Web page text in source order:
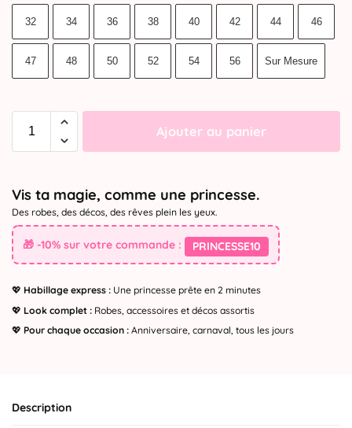
32 34 36 38 40 42 44 46
47 48 50 52 54 56 Sur Mesure
Ajouter au panier
Vis ta magie, comme une princesse.
Des robes, des décos, des rêves plein les yeux.
🎁 -10% sur votre commande : PRINCESSE10
💖 Habillage express : Une princesse prête en 2 minutes
💖 Look complet : Robes, accessoires et décos assortis
💖 Pour chaque occasion : Anniversaire, carnaval, tous les jours
Description